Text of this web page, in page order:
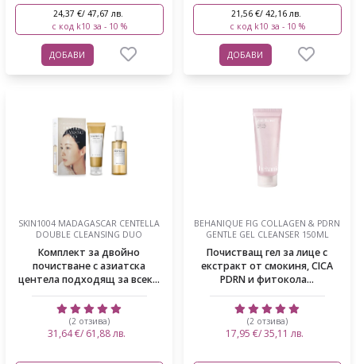
24,37 €/ 47,67 лв.
с код k10 за - 10 %
ДОБАВИ
21,56 €/ 42,16 лв.
с код k10 за - 10 %
ДОБАВИ
SKIN1004 MADAGASCAR CENTELLA
DOUBLE CLEANSING DUO
Комплект за двойно
почистване с азиатска
центела подходящ за всек...
(2 отзива)
31,64 €/ 61,88 лв.
BEHANIQUE FIG COLLAGEN & PDRN
GENTLE GEL CLEANSER 150ML
Почистващ гел за лице с
екстракт от смокиня, CICA
PDRN и фитокола...
(2 отзива)
17,95 €/ 35,11 лв.